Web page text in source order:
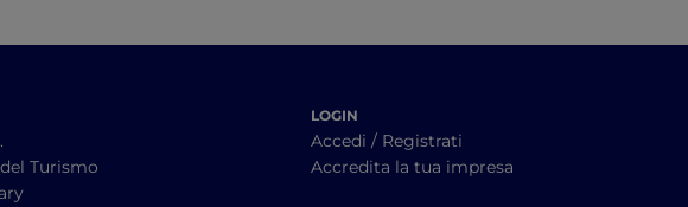
Turismo
LOGIN
Accedi / Registrati
Accredita la tua impresa